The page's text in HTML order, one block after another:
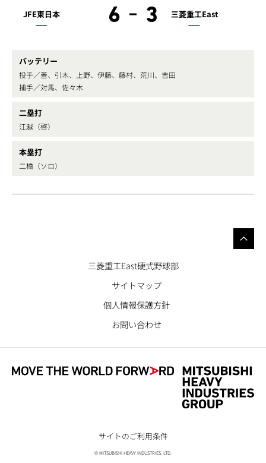
JFE東日本 6 三菱重工East
3
バッテリー
投手／善、引木、上野、伊藤、藤村、荒川、吉田
捕手／対馬、佐々木
二塁打
江越（啓）
本塁打
二橋（ソロ）
三菱重工East硬式野球部
サイトマップ
個人情報保護方針
お問い合わせ
サイトのご利用条件
© MITSUBISHI HEAVY INDUSTRIES, LTD.